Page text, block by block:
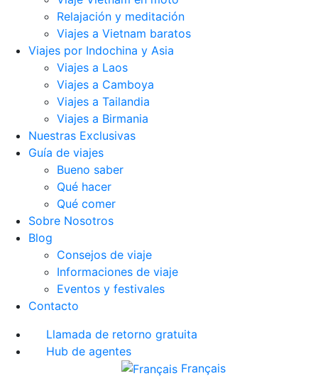
Relajación y meditación
Viajes a Vietnam baratos
Viajes por Indochina y Asia
Viajes a Laos
Viajes a Camboya
Viajes a Tailandia
Viajes a Birmania
Nuestras Exclusivas
Guía de viajes
Bueno saber
Qué hacer
Qué comer
Sobre Nosotros
Blog
Consejos de viaje
Informaciones de viaje
Eventos y festivales
Contacto
Llamada de retorno gratuita
Hub de agentes
Français